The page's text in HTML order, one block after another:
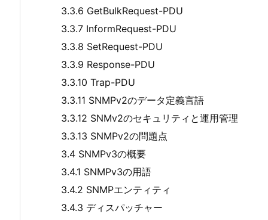
3.3.6 GetBulkRequest-PDU
3.3.7 InformRequest-PDU
3.3.8 SetRequest-PDU
3.3.9 Response-PDU
3.3.10 Trap-PDU
3.3.11 SNMPv2のデータ定義言語
3.3.12 SNMv2のセキュリティと運用管理
3.3.13 SNMPv2の問題点
3.4 SNMPv3の概要
3.4.1 SNMPv3の用語
3.4.2 SNMPエンティティ
3.4.3 ディスパッチャー